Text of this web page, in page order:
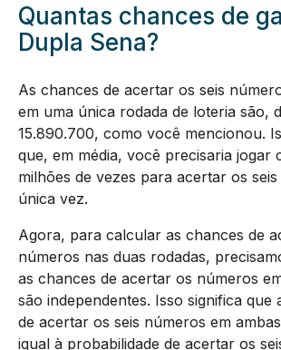
Quantas chances de
Dupla Sena?
As chances de acertar os seis
em uma única rodada de loteria são,
15.890.700, como você mencionou.
que, em média, você precisaria jogar
milhões de vezes para acertar os
única vez.
Agora, para calcular as chances de
números nas duas rodadas,
as chances de acertar os números
são independentes. Isso significa que
de acertar os seis números em
igual à probabilidade de acertar os